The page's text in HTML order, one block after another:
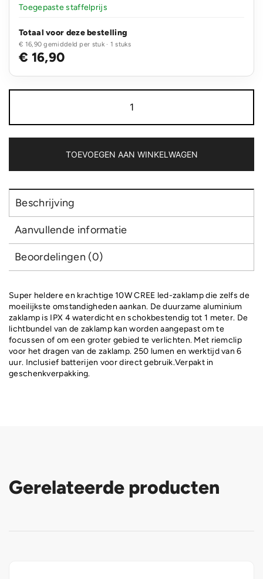
Toegepaste staffelprijs
Totaal voor deze bestelling
€ 16,90 gemiddeld per stuk · 1 stuks
€ 16,90
CREE
TOEVOEGEN AAN WINKELWAGEN
Beschrijving
Aanvullende informatie
Beoordelingen (0)
Super heldere en krachtige 10W CREE led-zaklamp die zelfs de
moeilijkste omstandigheden aankan. De duurzame aluminium
zaklamp is IPX 4 waterdicht en schokbestendig tot 1 meter. De
lichtbundel van de zaklamp kan worden aangepast om te
focussen of om een groter gebied te verlichten. Met riemclip
voor het dragen van de zaklamp. 250 lumen en werktijd van 6
uur. Inclusief batterijen voor direct gebruik.Verpakt in
geschenkverpakking.
Gerelateerde producten